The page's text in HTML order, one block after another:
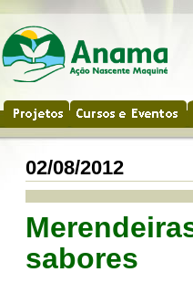
02/08/2012
sabores